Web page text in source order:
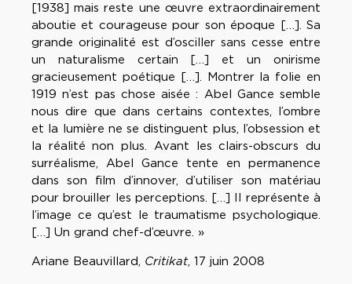
[1938] mais reste une œuvre extraordinairement
aboutie et courageuse pour son époque […]. Sa
grande originalité est d’osciller sans cesse entre
un naturalisme certain […] et un onirisme
gracieusement poétique […]. Montrer la folie en
1919 n’est pas chose aisée : Abel Gance semble
nous dire que dans certains contextes, l’ombre
et la lumière ne se distinguent plus, l’obsession et
la réalité non plus. Avant les clairs-obscurs du
surréalisme, Abel Gance tente en permanence
dans son film d’innover, d’utiliser son matériau
pour brouiller les perceptions. […] Il représente à
l’image ce qu’est le traumatisme psychologique.
[…] Un grand chef-d’œuvre. »
Ariane Beauvillard, Critikat, 17 juin 2008